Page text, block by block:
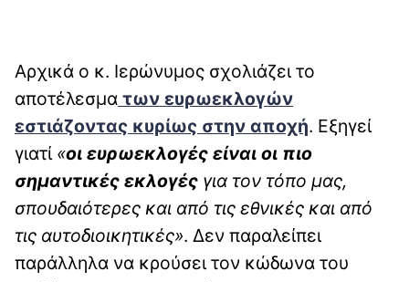
Αρχικά ο κ. Ιερώνυμος σχολιάζει το
αποτέλεσμα των ευρωεκλογών
εστιάζοντας κυρίως στην αποχή. Εξηγεί
γιατί «οι ευρωεκλογές είναι οι πιο
σημαντικές εκλογές για τον τόπο μας,
σπουδαιότερες και από τις εθνικές και από
τις αυτοδιοικητικές». Δεν παραλείπει
παράλληλα να κρούσει τον κώδωνα του